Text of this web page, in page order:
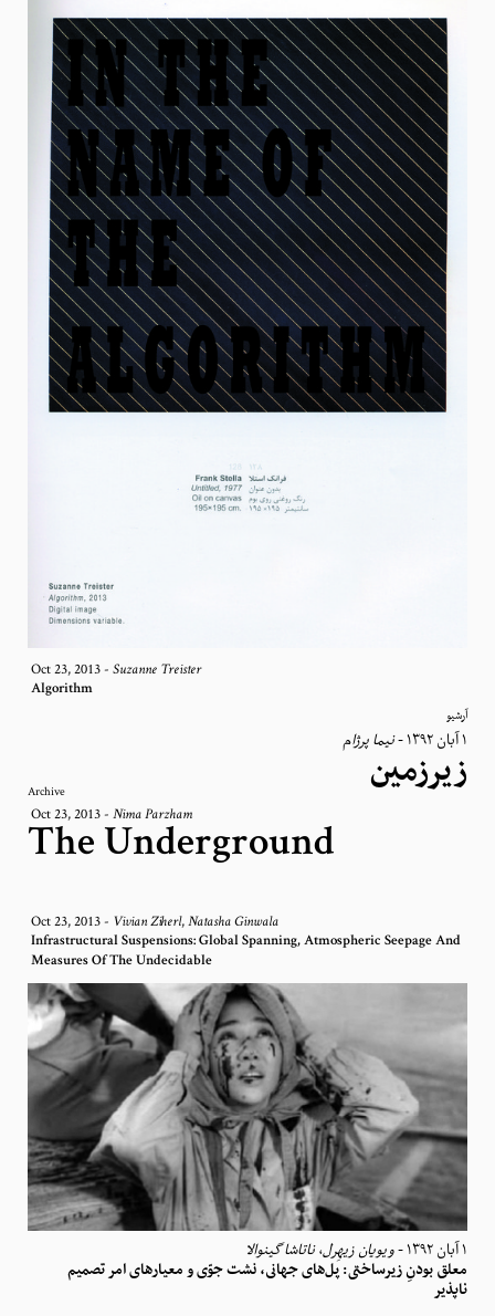
Oct 23, 2013- Suzanne Treister
Algorithm
آرشیو
١ آبان ١٣٩٢ -نیما پرژام
زیرزمین Archive
Oct 23, 2013- Nima Parzham
The Underground
Oct 23, 2013- Vivian Ziherl, Natasha Ginwala
Infrastructural Suspensions: Global Spanning, Atmospheric Seepage And
Measures Of The Undecidable
١ آبان ١٣٩٢ -ویویان زیهِرل،ناتاشا گینوالا
معلق بودنِ زیرساختی: پل‌های جهانی، نشت جوّی و معیارهای امر تصمیم
ناپذیر